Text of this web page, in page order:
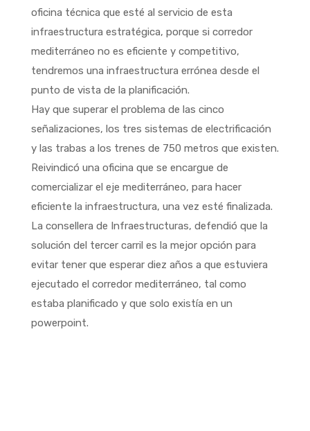
oficina técnica que esté al servicio de esta
infraestructura estratégica, porque si corredor
mediterráneo no es eficiente y competitivo,
tendremos una infraestructura errónea desde el
punto de vista de la planificación.
Hay que superar el problema de las cinco
señalizaciones, los tres sistemas de electrificación
y las trabas a los trenes de 750 metros que existen.
Reivindicó una oficina que se encargue de
comercializar el eje mediterráneo, para hacer
eficiente la infraestructura, una vez esté finalizada.
La consellera de Infraestructuras, defendió que la
solución del tercer carril es la mejor opción para
evitar tener que esperar diez años a que estuviera
ejecutado el corredor mediterráneo, tal como
estaba planificado y que solo existía en un
powerpoint.